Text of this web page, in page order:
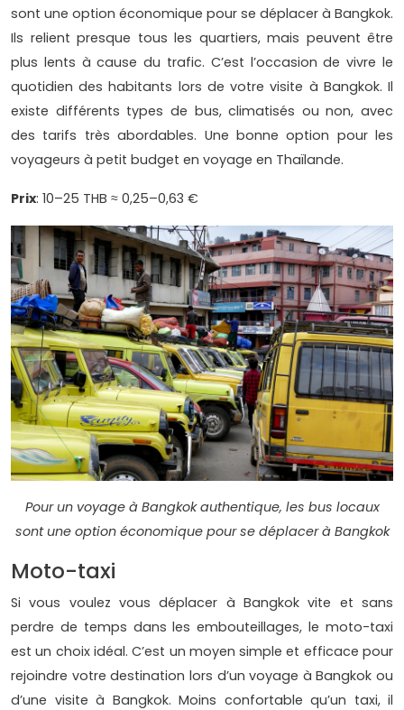
sont une option économique pour se déplacer à Bangkok.
Ils relient presque tous les quartiers, mais peuvent être
plus lents à cause du trafic. C’est l’occasion de vivre le
quotidien des habitants lors de votre visite à Bangkok. Il
existe différents types de bus, climatisés ou non, avec
des tarifs très abordables. Une bonne option pour les
voyageurs à petit budget en voyage en Thaïlande.
Prix: 10–25 THB ≈ 0,25–0,63 €
Pour un voyage à Bangkok authentique, les bus locaux
sont une option économique pour se déplacer à Bangkok
Moto-taxi
Si vous voulez vous déplacer à Bangkok vite et sans
perdre de temps dans les embouteillages, le moto-taxi
est un choix idéal. C’est un moyen simple et efficace pour
rejoindre votre destination lors d’un voyage à Bangkok ou
d’une visite à Bangkok. Moins confortable qu’un taxi, il